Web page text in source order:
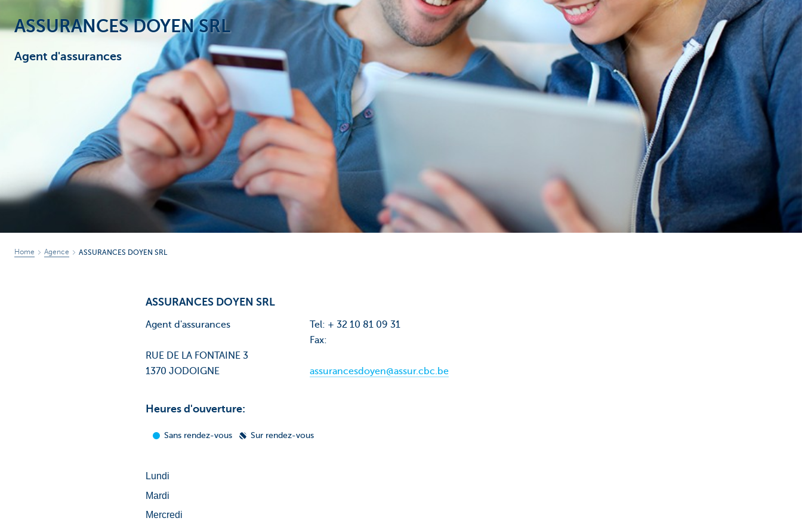
ASSURANCES DOYEN SRL
Agent d'assurances
Home Agence ASSURANCES DOYEN SRL
ASSURANCES DOYEN SRL
Agent d'assurances
RUE DE LA FONTAINE 3
1370 JODOIGNE
Tel: + 32 10 81 09 31
Fax:
assurancesdoyen@assur.cbc.be
Heures d'ouverture: